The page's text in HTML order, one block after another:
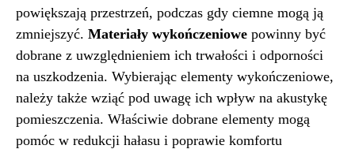
powiększają przestrzeń, podczas gdy ciemne mogą ją
zmniejszyć. Materiały wykończeniowe powinny być
dobrane z uwzględnieniem ich trwałości i odporności
na uszkodzenia. Wybierając elementy wykończeniowe,
należy także wziąć pod uwagę ich wpływ na akustykę
pomieszczenia. Właściwie dobrane elementy mogą
pomóc w redukcji hałasu i poprawie komfortu